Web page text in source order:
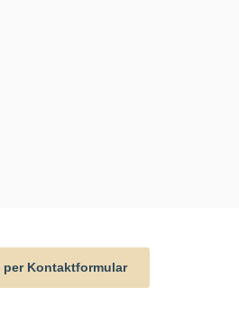
per Kontaktformular